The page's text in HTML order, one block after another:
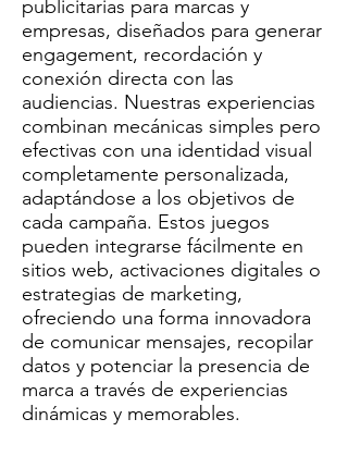
publicitarias para marcas y
empresas, diseñados para generar
engagement, recordación y
conexión directa con las
audiencias. Nuestras experiencias
combinan mecánicas simples pero
efectivas con una identidad visual
completamente personalizada,
adaptándose a los objetivos de
cada campaña. Estos juegos
pueden integrarse fácilmente en
sitios web, activaciones digitales o
estrategias de marketing,
ofreciendo una forma innovadora
de comunicar mensajes, recopilar
datos y potenciar la presencia de
marca a través de experiencias
dinámicas y memorables.